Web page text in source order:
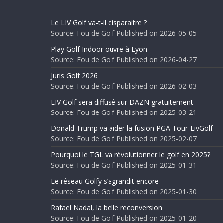
Le LIV Golf va-t-il disparaitre ?
Source: Fou de Golf Published on 2026-05-05
Play Golf Indoor ouvre à Lyon
Source: Fou de Golf Published on 2026-04-27
Juris Golf 2026
Source: Fou de Golf Published on 2026-02-03
LIV Golf sera diffusé sur DAZN gratuitement
Source: Fou de Golf Published on 2025-03-21
Donald Trump va aider la fusion PGA Tour-LivGolf
Source: Fou de Golf Published on 2025-02-07
Pourquoi le TGL va révolutionner le golf en 2025?
Source: Fou de Golf Published on 2025-01-31
Le réseau Golfy s’agrandit encore
Source: Fou de Golf Published on 2025-01-30
Rafael Nadal, la belle reconversion
Source: Fou de Golf Published on 2025-01-20